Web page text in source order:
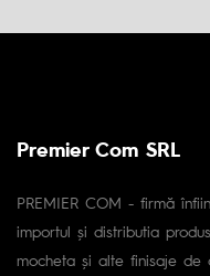
Premier Com SRL
PREMIER COM - firmă
importul și distributia
mocheta și alte finisaje de